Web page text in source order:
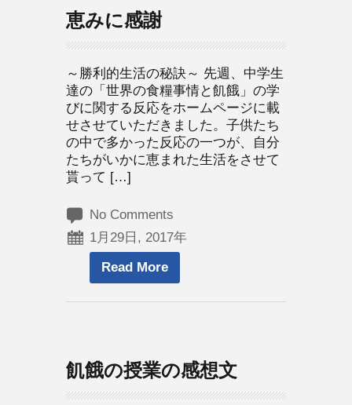
恵みに感謝
～勝利的生活の秘訣～ 先週、中学生
達の「世界の食糧事情と飢餓」の学
びに関する反応をホームページに載
せさせていただきました。子供たち
の中で多かった反応の一つが、自分
たちがいかに恵まれた生活をさせて
貰って […]
No Comments
1月29日, 2017年
Read More
飢餓の授業の感想文